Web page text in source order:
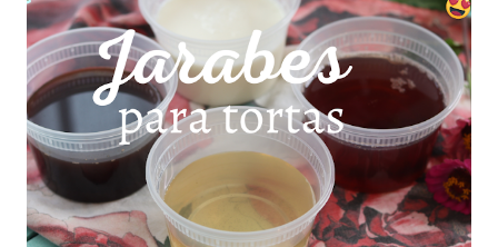
formas con el mismo resultado, obteniendo un Ganache, que
es una crema que tiene una parte de chocolate y otra parte
de crema de leche o nata, más información de lo que es un
ganache aquí en mi Blog. 😉 Ingredientes: (Proporción 3x1)
600 g de chocolate blanco (sucedáneo para resistir climas
cálidos) 200 g de crema para batir vegetal (crema para batir
para hacer Chantilly vegetal) Preparación: Coloca el chocolate
y...